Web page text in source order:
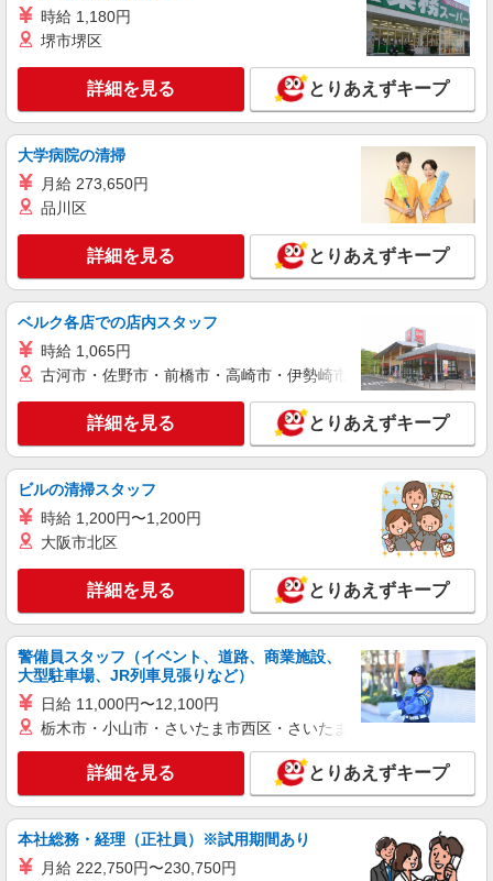
キープ 詳細を見る
パート
ピザハット 日野南店
未経験OK！ピザハットピザメイクスタッフ
時給1,250円以上 平日 時給1,250円以上 土日・
祝日 時給1,250円以上 高校生 時給1,250円以上
神奈川県横浜市港南区日野南4-1-6 シティア
ベニューダヨシダ
キープ 詳細を見る
アルバイト
すき家 横浜日野中央店
すき家の店舗スタッフ（接客・調理・清掃な
時給1,300円 ※22:00〜翌5:00：時給1,625円 ※
高校生時給1,225円 ※早朝手当（5:00〜9:00）時給
神奈川県横浜市港南区日野中央2-42-1
キープ 詳細を見る
パート
すき家 下永谷店
すき家の店舗スタッフ（接客・調理・清掃な
ど）
時給1,350円 ※22:00〜翌5:00：時給1,688円 ※
高校生時給1,225円 ※早朝手当（5:00〜9:00）時給
神奈川県横浜市港南区下永谷5-1-15
キープ 詳細を見る
アルバイト パート
すき家 上大岡カミオ店
すき家の店舗スタッフ（接客・調理・清掃な
時給 1,180円
堺市堺区
詳細を見る とりあえずキープ
大学病院の清掃
月給 273,650円
品川区
詳細を見る とりあえずキープ
ベルク各店での店内スタッフ
時給 1,065円
古河市・佐野市・前橋市・高崎市・伊勢崎市・太田市・館林市
詳細を見る とりあえずキープ
ビルの清掃スタッフ
時給 1,200円〜1,200円
大阪市北区
詳細を見る とりあえずキープ
警備員スタッフ（イベント、道路、商業施設、
大型駐車場、JR列車見張りなど）
日給 11,000円〜12,100円
栃木市・小山市・さいたま市西区・さいたま市岩槻区・久喜市・
詳細を見る とりあえずキープ
本社総務・経理（正社員）※試用期間あり
月給 222,750円〜230,750円